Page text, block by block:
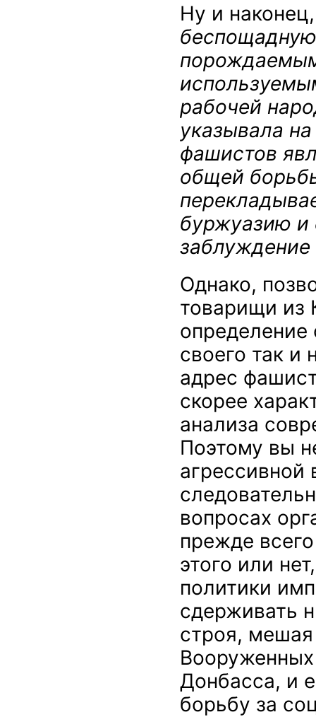
Ну и
рабочей
указывала
фашистов
общей
буржуазию и
Однако,
товарищи из
своего так и
адрес
скорее
анализа
Поэтому вы
вопросах
прежде
этого или
политики
сдерживать
строя,
Донбасса, и
борьбу за